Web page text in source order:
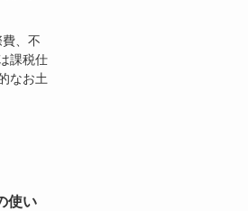
、不
課税仕
なお土
使い